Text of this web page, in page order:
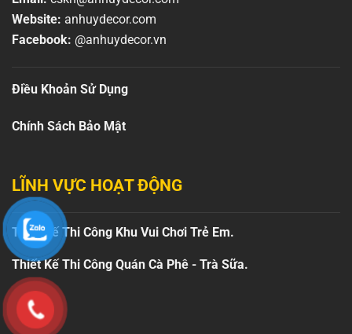
Website: anhuydecor.com
Facebook: @anhuydecor.vn
Điều Khoản Sử Dụng
Chính Sách Bảo Mật
LĨNH VỰC HOẠT ĐỘNG
Thiết Kế Thi Công Khu Vui Chơi Trẻ Em.
Thiết Kế Thi Công Quán Cà Phê - Trà Sữa.